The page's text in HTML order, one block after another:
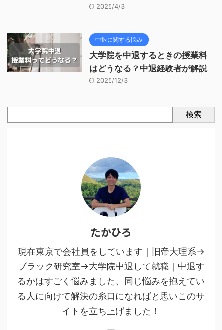
2025/4/3
中退に関する悩み
大学院を中退するときの授業料
はどうなる？中退経験者が解説
2025/12/3
検索
たかひろ
現在東京で会社員をしています｜旧帝大理系→
ブラック研究室→大学院中退して就職｜中退す
るかはすごく悩みました、同じ悩みを抱えてい
る人に向けて解決の糸口になればと思いこのサ
イトを立ち上げました！